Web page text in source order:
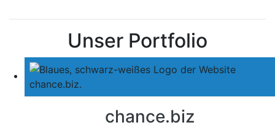
Unser Portfolio
chance.biz